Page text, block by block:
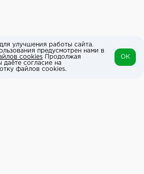
улучшения работы сайта.
предусмотрен нами в
cookies Продолжая
даёте согласие на
файлов cookies.
OK